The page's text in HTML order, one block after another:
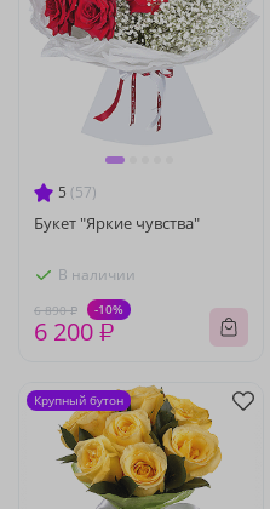
5 (57)
Букет "Яркие чувства"
В наличии
6 890 ₽ -10%
6 200 ₽
Крупный бутон